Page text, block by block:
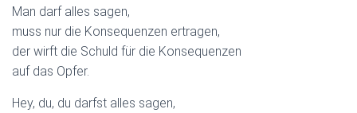
Man darf alles sagen,
muss nur die Konsequenzen ertragen,
der wirft die Schuld für die Konsequenzen
auf das Opfer.
Hey, du, du darfst alles sagen,